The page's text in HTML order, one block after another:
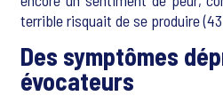
terrible risquait de se produire
Des symptômes
évocateurs